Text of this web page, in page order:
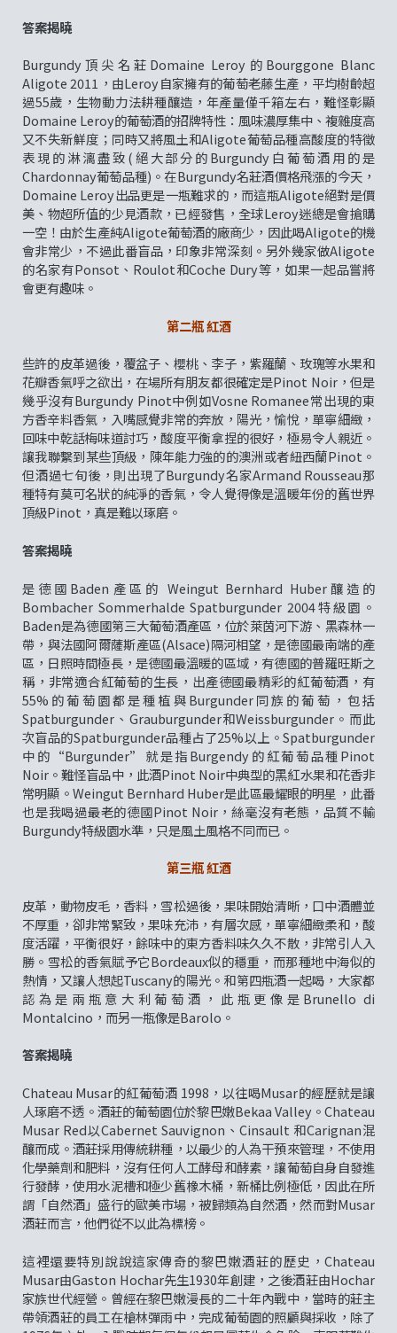
答案揭曉
Burgundy頂尖名莊Domaine Leroy的Bourggone Blanc
Aligote 2011，由Leroy自家擁有的葡萄老藤生產，平均樹齡超
過55歲，生物動力法耕種釀造，年產量僅千箱左右，難怪彰顯
Domaine Leroy的葡萄酒的招牌特性：風味濃厚集中、複雜度高
又不失新鮮度；同時又將風土和Aligote葡萄品種高酸度的特徵
表現的淋漓盡致(絕大部分的Burgundy白葡萄酒用的是
Chardonnay葡萄品種)。在Burgundy名莊酒價格飛漲的今天，
Domaine Leroy出品更是一瓶難求的，而這瓶Aligote絕對是價
美、物超所值的少見酒款，已經發售，全球Leroy迷總是會搶購
一空！由於生產純Aligote葡萄酒的廠商少，因此喝Aligote的機
會非常少，不過此番盲品，印象非常深刻。另外幾家做Aligote
的名家有Ponsot、Roulot和Coche Dury等，如果一起品嘗將
會更有趣味。
第二瓶 紅酒
些許的皮革過後，覆盆子、櫻桃、李子，紫羅蘭、玫瑰等水果和
花瓣香氣呼之欲出，在場所有朋友都很確定是Pinot Noir，但是
幾乎沒有Burgundy Pinot中例如Vosne Romanee常出現的東
方香辛料香氣，入嘴感覺非常的奔放，陽光，愉悅，單寧細緻，
回味中乾話梅味道討巧，酸度平衡拿捏的很好，極易令人親近。
讓我聯繫到某些頂級，陳年能力強的的澳洲或者紐西蘭Pinot。
但酒過七旬後，則出現了Burgundy名家Armand Rousseau那
種特有莫可名狀的純淨的香氣，令人覺得像是溫暖年份的舊世界
頂級Pinot，真是難以琢磨。
答案揭曉
是德國Baden產區的 Weingut Bernhard Huber釀造的
Bombacher Sommerhalde Spatburgunder 2004特級園。
Baden是為德國第三大葡萄酒產區，位於萊茵河下游、黑森林一
帶，與法國阿爾薩斯產區(Alsace)隔河相望，是德國最南端的產
區，日照時間極長，是德國最溫暖的區域，有德國的普羅旺斯之
稱，非常適合紅葡萄的生長，出產德國最精彩的紅葡萄酒，有
55%的葡萄園都是種植與Burgunder同族的葡萄，包括
Spatburgunder、Grauburgunder和Weissburgunder。而此
次盲品的Spatburgunder品種占了25%以上。Spatburgunder
中的“Burgunder”就是指Burgendy的紅葡萄品種Pinot
Noir。難怪盲品中，此酒Pinot Noir中典型的黑紅水果和花香非
常明顯。Weingut Bernhard Huber是此區最耀眼的明星，此番
也是我喝過最老的德國Pinot Noir，絲毫沒有老態，品質不輸
Burgundy特級園水準，只是風土風格不同而已。
第三瓶 紅酒
皮革，動物皮毛，香料，雪松過後，果味開始清晰，口中酒體並
不厚重，卻非常緊致，果味充沛，有層次感，單寧細緻柔和，酸
度活躍，平衡很好，餘味中的東方香料味久久不散，非常引人入
勝。雪松的香氣賦予它Bordeaux似的穩重，而那種地中海似的
熱情，又讓人想起Tuscany的陽光。和第四瓶酒一起喝，大家都
認為是兩瓶意大利葡萄酒，此瓶更像是Brunello di
Montalcino，而另一瓶像是Barolo。
答案揭曉
Chateau Musar的紅葡萄酒 1998，以往喝Musar的經歷就是讓
人琢磨不透。酒莊的葡萄園位於黎巴嫩Bekaa Valley。Chateau
Musar Red以Cabernet Sauvignon、Cinsault 和Carignan混
釀而成。酒莊採用傳統耕種，以最少的人為干預來管理，不使用
化學藥劑和肥料，沒有任何人工酵母和酵素，讓葡萄自身自發進
行發酵，使用水泥槽和極少舊橡木桶，新桶比例極低，因此在所
謂「自然酒」盛行的歐美市場，被歸類為自然酒，然而對Musar
酒莊而言，他們從不以此為標榜。
這裡還要特別說說這家傳奇的黎巴嫩酒莊的歷史，Chateau
Musar由Gaston Hochar先生1930年創建，之後酒莊由Hochar
家族世代經營。曾經在黎巴嫩漫長的二十年內戰中，當時的莊主
帶領酒莊的員工在槍林彈雨中，完成葡萄園的照顧與採收，除了